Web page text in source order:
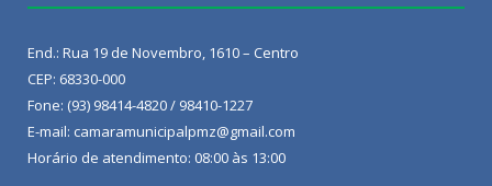
End.: Rua 19 de Novembro, 1610 – Centro
CEP: 68330-000
Fone: (93) 98414-4820 / 98410-1227
E-mail: camaramunicipalpmz@gmail.com
Horário de atendimento: 08:00 às 13:00